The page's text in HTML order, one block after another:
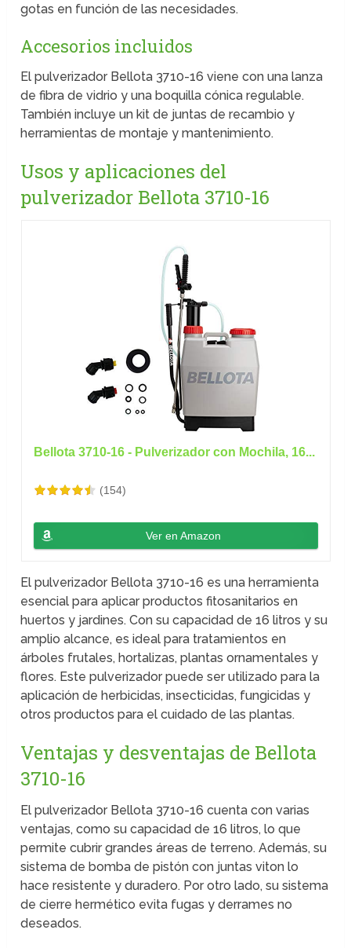
gotas en función de las necesidades.
Accesorios incluidos
El pulverizador Bellota 3710-16 viene con una lanza
de fibra de vidrio y una boquilla cónica regulable.
También incluye un kit de juntas de recambio y
herramientas de montaje y mantenimiento.
Usos y aplicaciones del
pulverizador Bellota 3710-16
Bellota 3710-16 - Pulverizador con Mochila, 16...
(154)
Ver en Amazon
El pulverizador Bellota 3710-16 es una herramienta
esencial para aplicar productos fitosanitarios en
huertos y jardines. Con su capacidad de 16 litros y su
amplio alcance, es ideal para tratamientos en
árboles frutales, hortalizas, plantas ornamentales y
flores. Este pulverizador puede ser utilizado para la
aplicación de herbicidas, insecticidas, fungicidas y
otros productos para el cuidado de las plantas.
Ventajas y desventajas de Bellota
3710-16
El pulverizador Bellota 3710-16 cuenta con varias
ventajas, como su capacidad de 16 litros, lo que
permite cubrir grandes áreas de terreno. Además, su
sistema de bomba de pistón con juntas viton lo
hace resistente y duradero. Por otro lado, su sistema
de cierre hermético evita fugas y derrames no
deseados.